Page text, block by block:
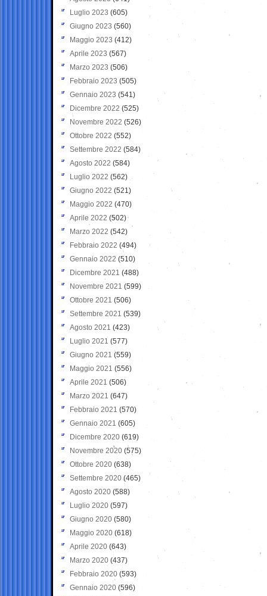
Luglio 2023 (605)
Giugno 2023 (560)
Maggio 2023 (412)
Aprile 2023 (567)
Marzo 2023 (506)
Febbraio 2023 (505)
Gennaio 2023 (541)
Dicembre 2022 (525)
Novembre 2022 (526)
Ottobre 2022 (552)
Settembre 2022 (584)
Agosto 2022 (584)
Luglio 2022 (562)
Giugno 2022 (521)
Maggio 2022 (470)
Aprile 2022 (502)
Marzo 2022 (542)
Febbraio 2022 (494)
Gennaio 2022 (510)
Dicembre 2021 (488)
Novembre 2021 (599)
Ottobre 2021 (506)
Settembre 2021 (539)
Agosto 2021 (423)
Luglio 2021 (577)
Giugno 2021(559)
Maggio 2021 (556)
Aprile 2021 (506)
Marzo 2021 (647)
Febbraio 2021 (570)
Gennaio 2021 (605)
Dicembre 2020 (619)
Novembre 2020 (575)
Ottobre 2020 (638)
Settembre 2020(465)
Agosto 2020 (588)
Luglio 2020 (597)
Giugno 2020 (580)
Maggio 2020 (618)
Aprile 2020 (643)
Marzo 2020 (437)
Febbraio 2020 (593)
Gennaio 2020 (596)